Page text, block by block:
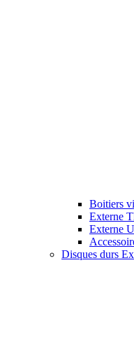
Boitiers
Externe
Externe
Disques durs